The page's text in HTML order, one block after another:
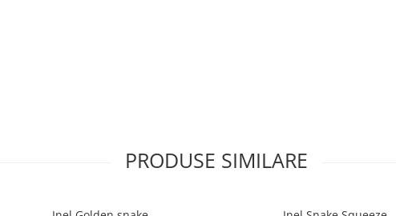
PRODUSE SIMILARE